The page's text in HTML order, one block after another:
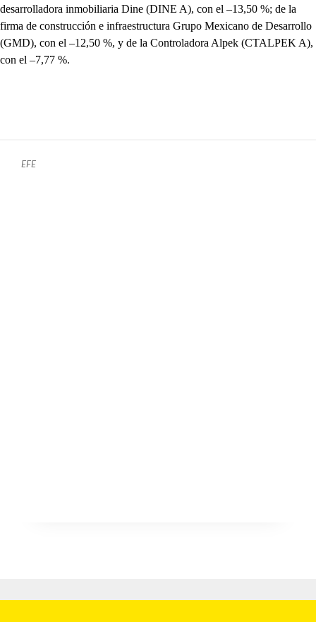
desarrolladora inmobiliaria Dine (DINE A), con el –13,50 %; de la
firma de construcción e infraestructura Grupo Mexicano de Desarrollo
(GMD), con el –12,50 %, y de la Controladora Alpek (CTALPEK A),
con el –7,77 %.
EFE